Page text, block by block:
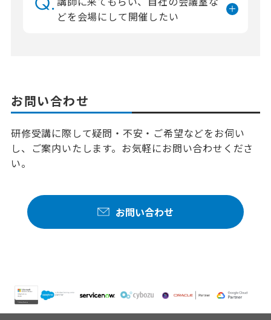
どを会場にして開催したい
お問い合わせ
研修受講に際して疑問・不安・ご希望などをお伺い
し、ご案内いたします。お気軽にお問い合わせくださ
い。
お問い合わせ